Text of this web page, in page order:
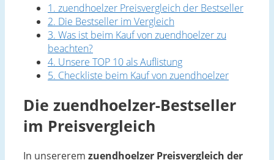
1. zuendhoelzer Preisvergleich der Bestseller
2. Die Bestseller im Vergleich
3. Was ist beim Kauf von zuendhoelzer zu
beachten?
4. Unsere TOP 10 als Auflistung
5. Checkliste beim Kauf von zuendhoelzer
Die zuendhoelzer-Bestseller
im Preisvergleich
In unsererem zuendhoelzer Preisvergleich der